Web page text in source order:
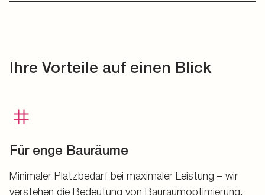
Ihre Vorteile auf einen Blick
Für enge Bauräume
Minimaler Platzbedarf bei maximaler Leistung – wir
verstehen die Bedeutung von Bauraumoptimierung.